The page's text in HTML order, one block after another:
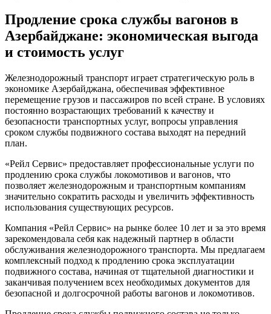
Продление срока службы вагонов в
Азербайджане: экономическая выгода
и стоимость услуг
Железнодорожный транспорт играет стратегическую роль в
экономике Азербайджана, обеспечивая эффективное
перемещение грузов и пассажиров по всей стране. В условиях
постоянно возрастающих требований к качеству и
безопасности транспортных услуг, вопросы управления
сроком службы подвижного состава выходят на передний
план.
«Рейл Сервис» предоставляет профессиональные услуги по
продлению срока службы локомотивов и вагонов, что
позволяет железнодорожным и транспортным компаниям
значительно сократить расходы и увеличить эффективность
использования существующих ресурсов.
Компания «Рейл Сервис» на рынке более 10 лет и за это время
зарекомендовала себя как надежный партнер в области
обслуживания железнодорожного транспорта. Мы предлагаем
комплексный подход к продлению срока эксплуатации
подвижного состава, начиная от тщательной диагностики и
заканчивая получением всех необходимых документов для
безопасной и долгосрочной работы вагонов и локомотивов.